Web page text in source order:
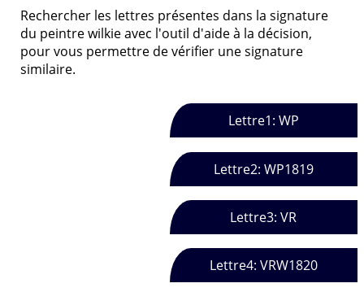
Rechercher les lettres présentes dans la signature
du peintre wilkie avec l'outil d'aide à la décision,
pour vous permettre de vérifier une signature
similaire.
Lettre1: WP
Lettre2: WP1819
Lettre3: VR
Lettre4: VRW1820